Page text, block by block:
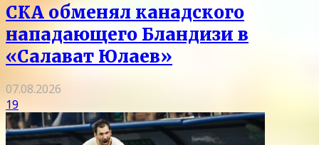
СКА обменял канадского
нападающего Бландизи в
«Салават Юлаев»
07.08.2026
19